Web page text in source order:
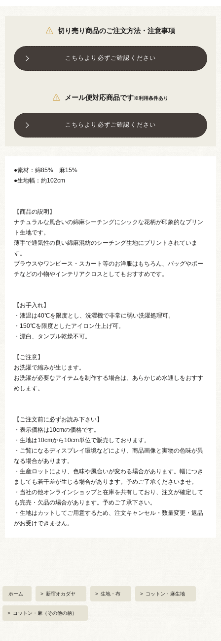
切り売り商品のご注文方法・注意事項
こちらより必ずご確認ください
メール便対応商品です※利用条件あり
こちらより必ずご確認ください
●素材：綿85% 麻15%
●生地幅：約102cm
【商品の説明】
ナチュラルな風合いの綿麻シーチングにシックな花柄が印象的なプリン
ト生地です。
薄手で通気性の良い綿麻混紡のシーチング生地にプリントされていま
す。
ブラウスやワンピース・スカート等のお洋服はもちろん、バッグやポー
チなどの小物やインテリアクロスとしてもおすすめです。
【お手入れ】
・液温は40℃を限度とし、洗濯機で非常に弱い洗濯処理可。
・150℃を限度としたアイロン仕上げ可。
・漂白、タンブル乾燥不可。
【ご注意】
お洗濯で縮みが生じます。
お洗濯が必要なアイテムを制作する場合は、あらかじめ水通しをおすす
めします。
【ご注文前に必ずお読み下さい】
・表示価格は10cmの価格です。
・生地は10cmから10cm単位で販売しております。
・ご覧になるディスプレイ環境などにより、商品画像と実物の色味が異
なる場合があります。
・生産ロットにより、色味や風合いが変わる場合があります。幅につき
ましても若干差が生じる場合があります。予めご了承くださいませ。
・当社の他オンラインショップと在庫を共有しており、注文が確定して
も完売・欠品の場合があります。予めご了承下さい。
・生地はカットしてご用意するため、注文キャンセル・数量変更・返品
がお受けできません。
ホーム > 新宿オカダヤ > 生地・布 > コットン・麻生地
> コットン・麻（その他の柄）